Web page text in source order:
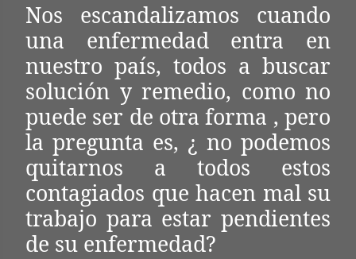
Nos escandalizamos cuando
una enfermedad entra en
nuestro país, todos a buscar
solución y remedio, como no
puede ser de otra forma , pero
la pregunta es, ¿ no podemos
quitarnos a todos estos
contagiados que hacen mal su
trabajo para estar pendientes
de su enfermedad?